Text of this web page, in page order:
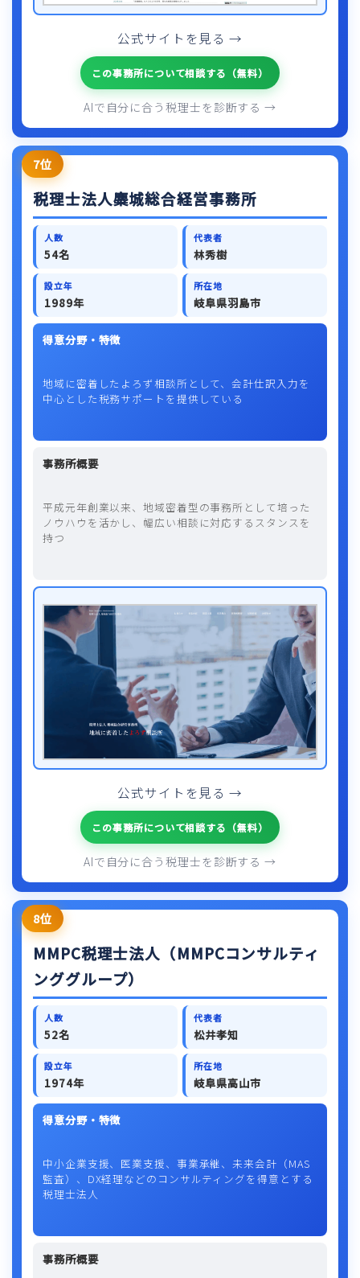
公式サイトを見る →
この事務所について相談する（無料）
AIで自分に合う税理士を診断する →
7位
税理士法人麋城総合経営事務所
人数
54名
代表者
林秀樹
設立年
1989年
所在地
岐阜県羽島市
得意分野・特徴
地域に密着したよろず相談所として、会計仕訳入力を
中心とした税務サポートを提供している
事務所概要
平成元年創業以来、地域密着型の事務所として培った
ノウハウを活かし、幅広い相談に対応するスタンスを
持つ
公式サイトを見る →
この事務所について相談する（無料）
AIで自分に合う税理士を診断する →
8位
MMPC税理士法人（MMPCコンサルティ
ンググループ）
人数
52名
代表者
松井孝知
設立年
1974年
所在地
岐阜県高山市
得意分野・特徴
中小企業支援、医業支援、事業承継、未来会計（MAS
監査）、DX経理などのコンサルティングを得意とする
税理士法人
事務所概要